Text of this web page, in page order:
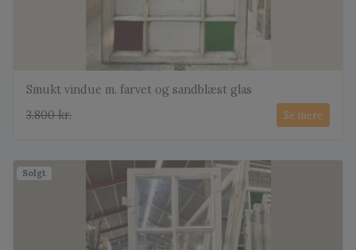
Smukt vindue m. farvet og sandblæst glas
3.800 kr.
Se mere
Solgt